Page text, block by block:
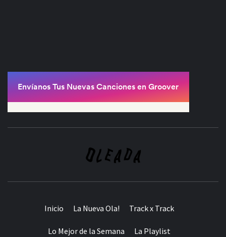
Inicio La Nueva Ola! Track x Track
Lo Mejor de la Semana La Playlist